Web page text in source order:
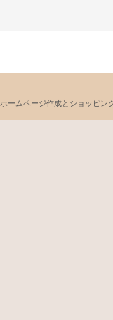
ホームページ作成とショッピン